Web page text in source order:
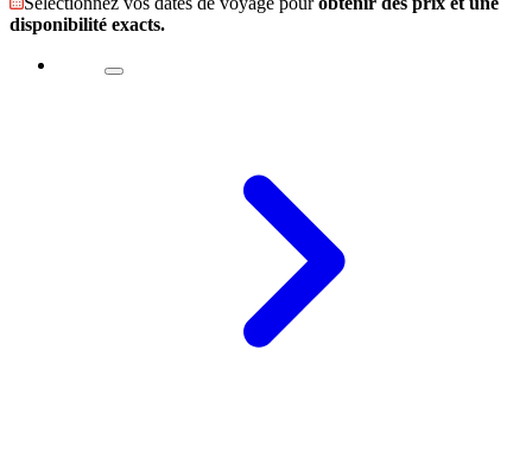
disponibilité exacts.